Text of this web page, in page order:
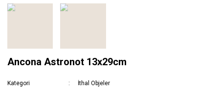
Ancona Astronot 13x29cm
Kategori
İthal Objeler